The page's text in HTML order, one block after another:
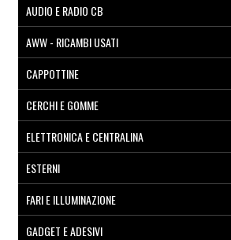
AUDIO E RADIO CB
AWW - RICAMBI USATI
CAPPOTTINE
CERCHI E GOMME
ELETTRONICA E CENTRALINA
ESTERNI
FARI E ILLUMINAZIONE
GADGET E ADESIVI